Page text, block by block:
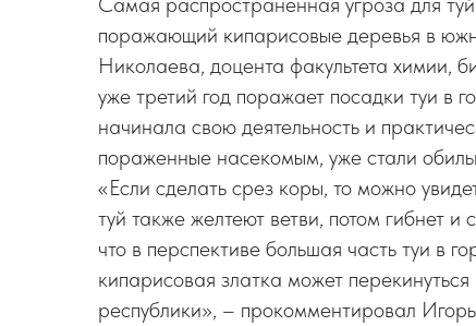
поражающий кипарисовые деревья в
Николаева, доцента факультета химии,
уже третий год поражает посадки туи в
начинала свою деятельность и
пораженные насекомым, уже стали
«Если сделать срез коры, то можно
туй также желтеют ветви, потом гибнет
что в перспективе большая часть туи в
кипарисовая златка может
республики», – прокомментировал